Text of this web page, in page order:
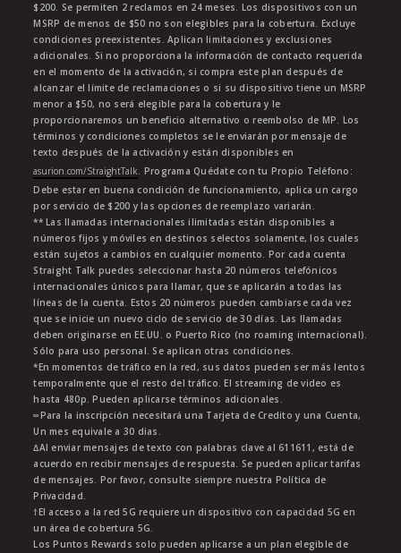
$200. Se permiten 2 reclamos en 24 meses. Los dispositivos con un
MSRP de menos de $50 no son elegibles para la cobertura. Excluye
condiciones preexistentes. Aplican limitaciones y exclusiones
adicionales. Si no proporciona la información de contacto requerida
en el momento de la activación, si compra este plan después de
alcanzar el límite de reclamaciones o si su dispositivo tiene un MSRP
menor a $50, no será elegible para la cobertura y le
proporcionaremos un beneficio alternativo o reembolso de MP. Los
términos y condiciones completos se le enviarán por mensaje de
texto después de la activación y están disponibles en
asurion.com/StraightTalk. Programa Quédate con tu Propio Teléfono:
Debe estar en buena condición de funcionamiento, aplica un cargo
por servicio de $200 y las opciones de reemplazo variarán.
** Las llamadas internacionales ilimitadas están disponibles a
números fijos y móviles en destinos selectos solamente, los cuales
están sujetos a cambios en cualquier momento. Por cada cuenta
Straight Talk puedes seleccionar hasta 20 números telefónicos
internacionales únicos para llamar, que se aplicarán a todas las
líneas de la cuenta. Estos 20 números pueden cambiarse cada vez
que se inicie un nuevo ciclo de servicio de 30 días. Las llamadas
deben originarse en EE.UU. o Puerto Rico (no roaming internacional).
Sólo para uso personal. Se aplican otras condiciones.
*En momentos de tráfico en la red, sus datos pueden ser más lentos
temporalmente que el resto del tráfico. El streaming de video es
hasta 480p. Pueden aplicarse términos adicionales.
∞Para la inscripción necesitará una Tarjeta de Credito y una Cuenta,
Un mes equivale a 30 dias.
∆Al enviar mensajes de texto con palabras clave al 611611, está de
acuerdo en recibir mensajes de respuesta. Se pueden aplicar tarifas
de mensajes. Por favor, consulte siempre nuestra Política de
Privacidad.
†El acceso a la red 5G requiere un dispositivo con capacidad 5G en
un área de cobertura 5G.
Los Puntos Rewards solo pueden aplicarse a un plan elegible de